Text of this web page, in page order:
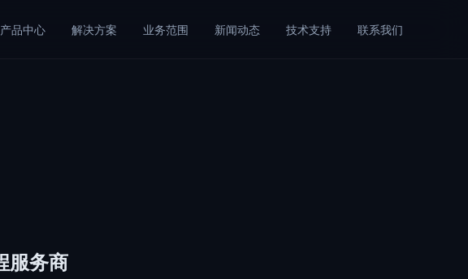
产品中心 解决方案 业务范围 新闻动态 技术支持 联系我们
服务商